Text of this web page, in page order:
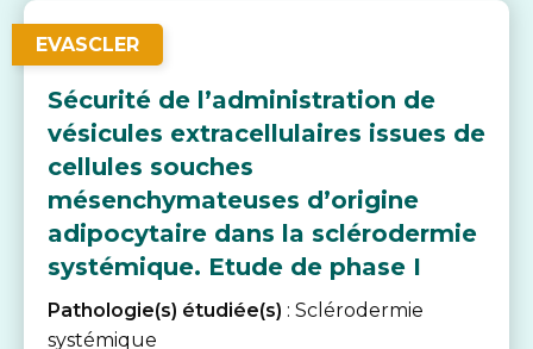
EVASCLER
Sécurité de l’administration de
vésicules extracellulaires issues de
cellules souches
mésenchymateuses d’origine
adipocytaire dans la sclérodermie
systémique. Etude de phase I
Pathologie(s) étudiée(s) : Sclérodermie
systémique